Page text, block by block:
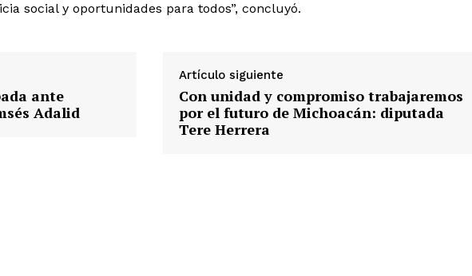
social y oportunidades para todos”, concluyó.
ante
Adalid
Artículo siguiente
Con unidad y compromiso trabajaremos
por el futuro de Michoacán: diputada
Tere Herrera